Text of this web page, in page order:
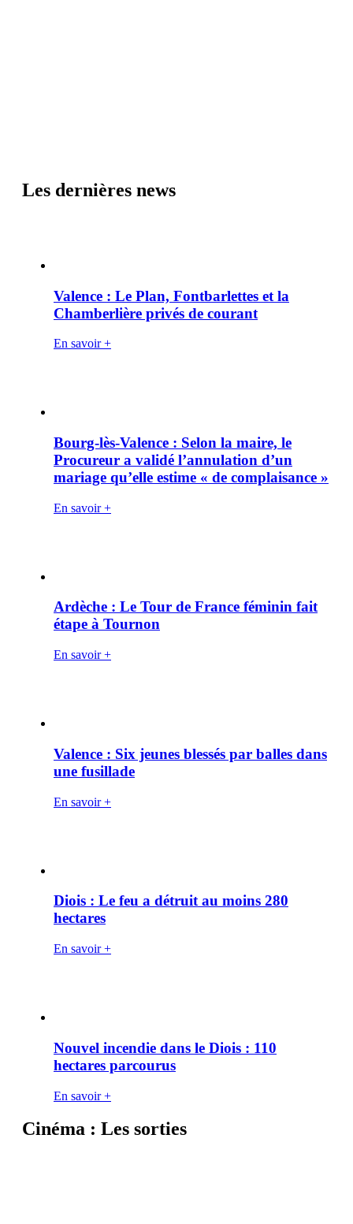
Les dernières news
Valence : Le Plan, Fontbarlettes et la
Chamberlière privés de courant
En savoir +
Bourg-lès-Valence : Selon la maire, le
Procureur a validé l’annulation d’un
mariage qu’elle estime « de complaisance »
En savoir +
Ardèche : Le Tour de France féminin fait
étape à Tournon
En savoir +
Valence : Six jeunes blessés par balles dans
une fusillade
En savoir +
Diois : Le feu a détruit au moins 280
hectares
En savoir +
Nouvel incendie dans le Diois : 110
hectares parcourus
En savoir +
Cinéma : Les sorties